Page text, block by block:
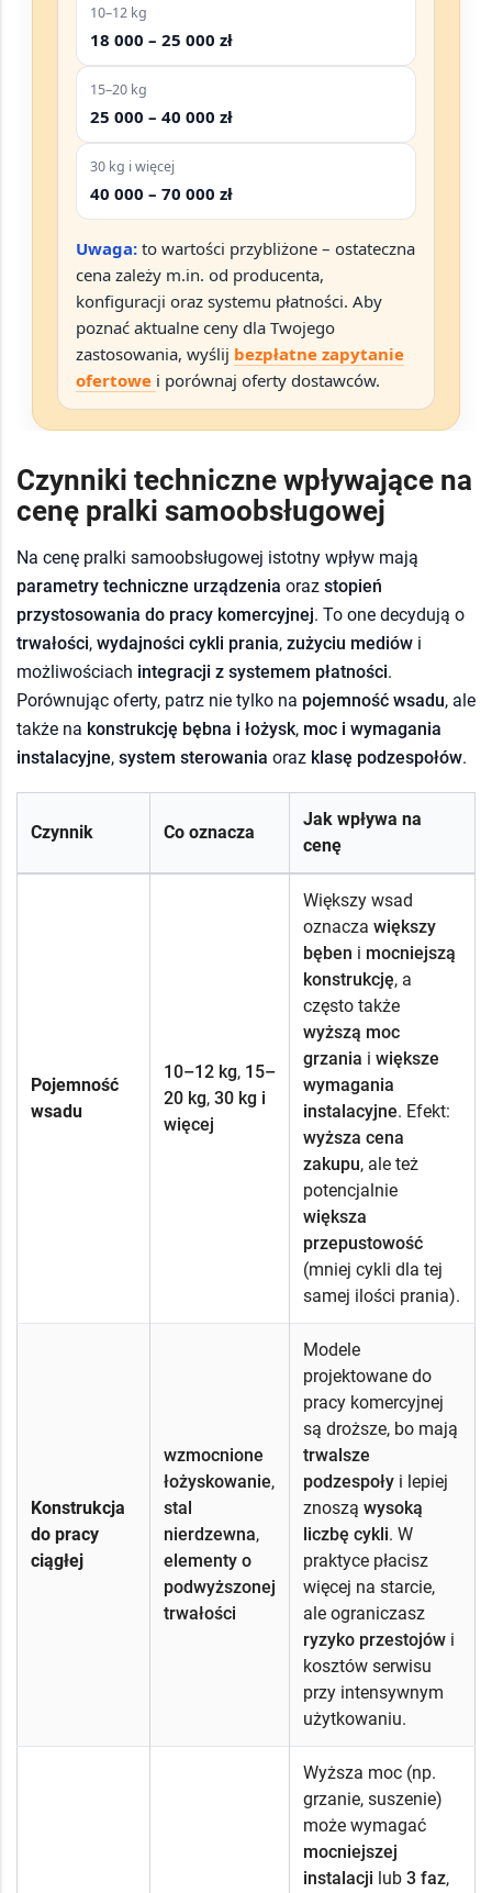
10–12 kg
18 000 – 25 000 zł
15–20 kg
25 000 – 40 000 zł
30 kg i więcej
40 000 – 70 000 zł
Uwaga: to wartości przybliżone – ostateczna
cena zależy m.in. od producenta,
konfiguracji oraz systemu płatności. Aby
poznać aktualne ceny dla Twojego
zastosowania, wyślij bezpłatne zapytanie
ofertowe i porównaj oferty dostawców.
Czynniki techniczne wpływające na
cenę pralki samoobsługowej
Na cenę pralki samoobsługowej istotny wpływ mają
parametry techniczne urządzenia oraz stopień
przystosowania do pracy komercyjnej. To one decydują o
trwałości, wydajności cykli prania, zużyciu mediów i
możliwościach integracji z systemem płatności.
Porównując oferty, patrz nie tylko na pojemność wsadu, ale
także na konstrukcję bębna i łożysk, moc i wymagania
instalacyjne, system sterowania oraz klasę podzespołów.
Czynnik Co oznacza
Jak wpływa na
cenę
Pojemność
wsadu
10–12 kg, 15–
20 kg, 30 kg i
więcej
Większy wsad
oznacza większy
bęben i mocniejszą
konstrukcję, a
często także
wyższą moc
grzania i większe
wymagania
instalacyjne. Efekt:
wyższa cena
zakupu, ale też
potencjalnie
większa
przepustowość
(mniej cykli dla tej
samej ilości prania).
Konstrukcja
do pracy
ciągłej
wzmocnione
łożyskowanie,
stal
nierdzewna,
elementy o
podwyższonej
trwałości
Modele
projektowane do
pracy komercyjnej
są droższe, bo mają
trwalsze
podzespoły i lepiej
znoszą wysoką
liczbę cykli. W
praktyce płacisz
więcej na starcie,
ale ograniczasz
ryzyko przestojów i
kosztów serwisu
przy intensywnym
użytkowaniu.
Wyższa moc (np.
grzanie, suszenie)
może wymagać
mocniejszej
instalacji lub 3 faz,